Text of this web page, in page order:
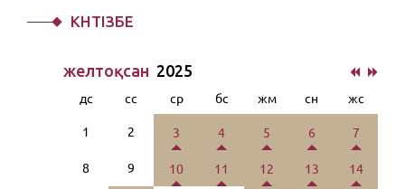
КҮНТІЗБЕ
желтоқсан 2025
дс сс ср бс жм сн жс
1 2 3 4 5 6 7
8 9 10 11 12 13 14